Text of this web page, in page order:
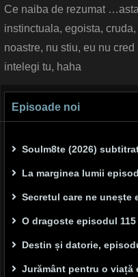
Ce naiba de rezumat
instinctuala, egoista,
noastre, nu stiu, eu nu
intelegi tu, haha
Episoade noi
Soulm8te (2026)
La marginea lumii
Secretul care ne unește
O dragoste episodul
Destin și datorie,
Jurământ pentru o viață